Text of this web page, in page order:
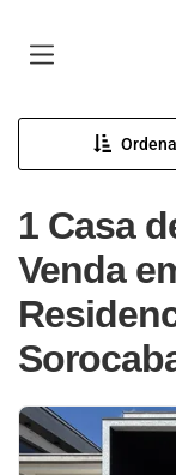
1 Casa
Venda